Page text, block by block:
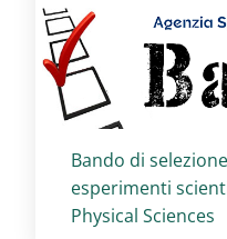
Titolo card:
Bando di
esperimenti
Physical Sciences